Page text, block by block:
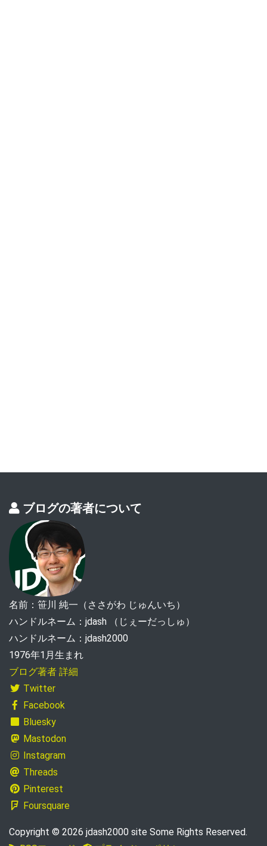
ブログの著者について
名前：笹川 純一（ささがわ じゅんいち）
ハンドルネーム：jdash （じぇーだっしゅ）
ハンドルネーム：jdash2000
1976年1月生まれ
ブログ著者 詳細
Twitter
Facebook
Bluesky
Mastodon
Instagram
Threads
Pinterest
Foursquare
Copyright © 2026 jdash2000 site Some Rights Reserved.